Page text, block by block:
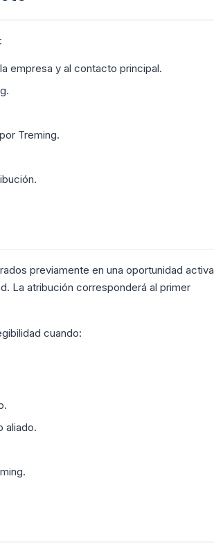
empresa y al contacto principal.
Treming.
previamente en una oportunidad activa,
La atribución corresponderá al primer
cuando:
aliado.